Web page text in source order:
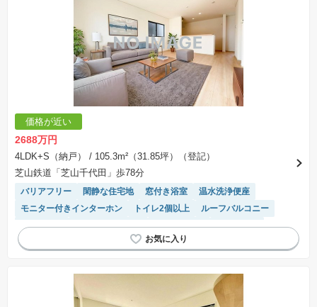
価格が近い
2688万円
4LDK+S（納戸）
/ 105.3m²（31.85坪）（登記）
芝山鉄道「芝山千代田」歩78分
バリアフリー 閑静な住宅地 窓付き浴室
温水洗浄便座
モニター付きインターホン
トイレ2個以上
ルーフバルコニー
陽当り良好
システムキッチン 対面キッチン 浴室乾燥機